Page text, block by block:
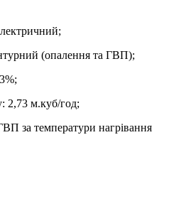
(опалення та ГВП);
2,73 м.куб/год;
за температури нагрівання